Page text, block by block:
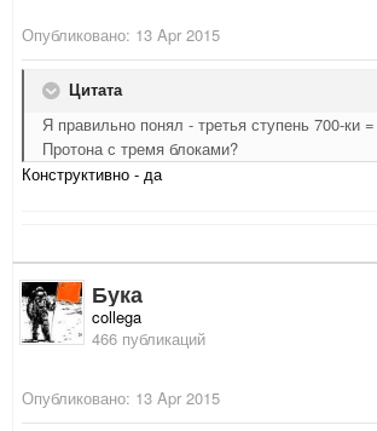
Опубликовано: 13 Apr 2015
Цитата
Я правильно понял - третья ступень 700-ки
Протона с тремя блоками?
Конструктивно - да
Бука
collega
466 публикаций
Опубликовано: 13 Apr 2015